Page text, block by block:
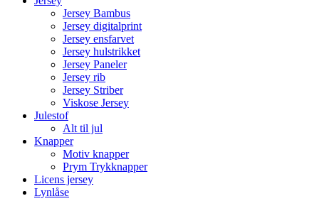
Jersey Bambus
Jersey digitalprint
Jersey ensfarvet
Jersey hulstrikket
Jersey Paneler
Jersey rib
Jersey Striber
Viskose Jersey
Julestof
Alt til jul
Knapper
Motiv knapper
Prym Trykknapper
Licens jersey
Lynlåse